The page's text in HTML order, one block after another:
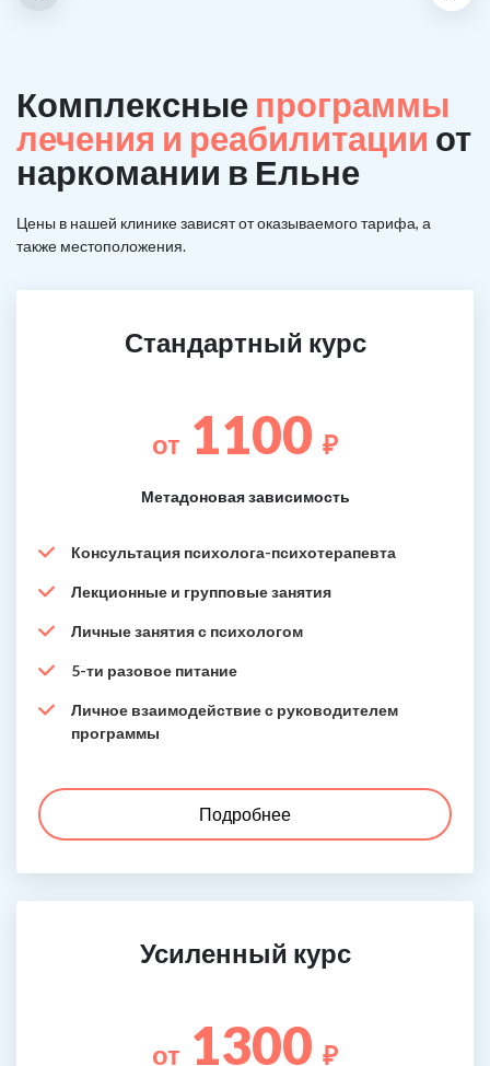
Комплексные программы
лечения и реабилитации от
наркомании в Ельне
Цены в нашей клинике зависят от оказываемого тарифа, а
также местоположения.
Стандартный курс
от 1100 ₽
Метадоновая зависимость
Консультация психолога-психотерапевта
Лекционные и групповые занятия
Личные занятия с психологом
5-ти разовое питание
Личное взаимодействие с руководителем
программы
Подробнее
Усиленный курс
от 1300 ₽